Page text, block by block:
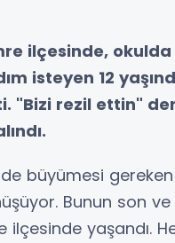
ilçesinde, okulda
isteyen 12
"Bizi rezil ettin"
büyümesi gereken
Bunun son
ilçesinde yaşandı.